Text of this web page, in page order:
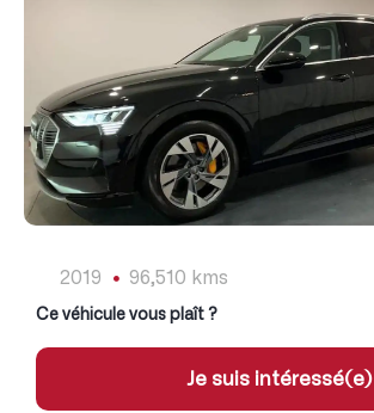
2019 96,510 kms
Ce véhicule vous plaît ?
Je suis intéressé(e)